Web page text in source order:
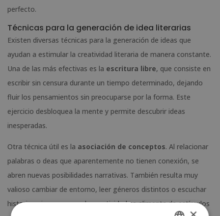
perfecto.
Técnicas para la generación de idea literarias
Existen diversas técnicas para la generación de ideas que
ayudan a estimular la creatividad literaria de manera constante.
Una de las más efectivas es la escritura libre, que consiste en
escribir sin censura durante un tiempo determinado, dejando
fluir los pensamientos sin preocuparse por la forma. Este
ejercicio desbloquea la mente y permite descubrir ideas
inesperadas.
Otra técnica útil es la asociación de conceptos. Al relacionar
palabras o deas que aparentemente no tienen conexión, se
abren nuevas posibilidades narrativas. También resulta muy
valioso cambiar de entorno, leer géneros distintos o escuchar
historias ajenas, ya que la creatividad se alimenta de estímulos